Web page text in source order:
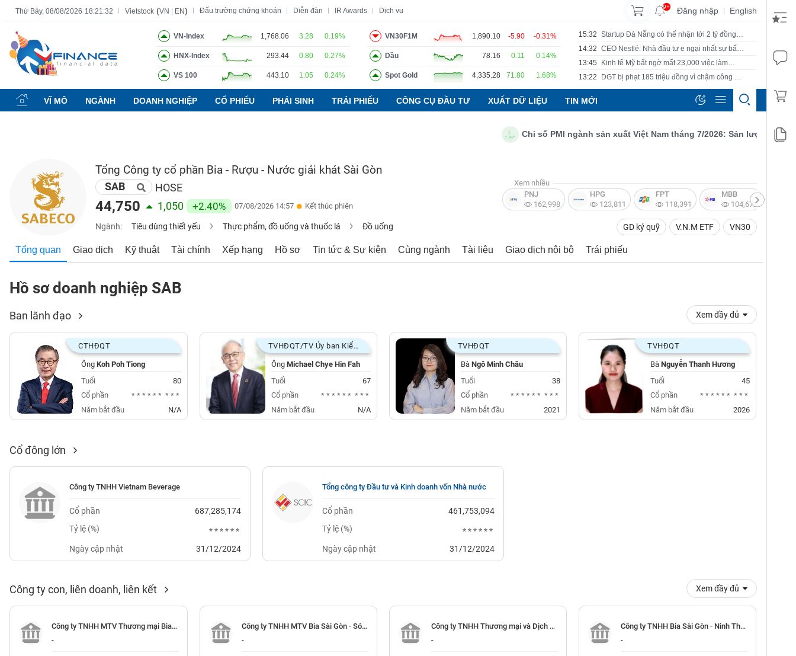
Thứ Bảy, 08/08/2026 18:21:33 Vietstock (VN EN) Đấu trường chứng khoán Diễn đàn IR Awards Dịch vụ 9+ Đăng nhập | English
VN-Index 1,768.06 3.28 0.19%
HNX-Index 293.44 0.80 0.27%
VS 100 443.10 1.05 0.24%
VN30F1M 1,890.10 -5.90 -0.31%
Dầu 78.16 0.11 0.14%
Spot Gold 4,335.28 71.80 1.68%
15:32 Startup Đà Nẵng có thể nhận tới 2 tỷ đồng
hỗ trợ không hoàn lại
14:32 CEO Nestlé: Nhà đầu tư e ngại nhất sự bất
ổn khó dự báo
13:45
Kinh tế Mỹ bất ngờ mất 23,000 việc làm
trong tháng 7, Fed có thêm lý do trì hoãn
tăng lãi suất
13:22
DGT bị phạt 185 triệu đồng vì chậm công bố
hàng loạt tài liệu trong giai đoạn 2023-2025
VĨ MÔ NGÀNH DOANH NGHIỆP CỔ PHIẾU PHÁI SINH TRÁI PHIẾU CÔNG CỤ ĐẦU TƯ XUẤT DỮ LIỆU TIN MỚI
Chỉ số PMI ngành sản xuất Việt Nam tháng 7/2026: Sản lượng, số
Tổng Công ty cổ phần Bia - Rượu - Nước giải khát Sài Gòn
SAB HOSE
44,750 1,050 +2.40% 07/08/2026 14:57 Kết thúc phiên
Ngành: Tiêu dùng thiết yếu Thực phẩm, đồ uống và thuốc lá Đồ uống
Xem nhiều
PNJ
162,998
HPG
123,811
FPT
118,391
MBB
104,672
GD ký quỹ V.N.M ETF VN30
Tổng quan Giao dịch Kỹ thuật Tài chính Xếp hạng Hồ sơ Tin tức & Sự kiện Cùng ngành Tài liệu Giao dịch nội bộ Trái phiếu
Hồ sơ doanh nghiệp SAB
Ban lãnh đạo Xem đầy đủ
CTHĐQT
ÔngKoh Poh Tiong
Tuổi
80
Cổ phần
****** ***
Năm bắt đầu
N/A
TVHĐQT/TV Ủy ban Kiểm toán
Ông Michael Chye Hin Fah
Tuổi
67
Cổ phần
****** ***
Năm bắt đầu
N/A
TVHĐQT
Bà Ngô Minh Châu
Tuổi
38
Cổ phần
****** ***
Năm bắt đầu
2021
TVHĐQT
BàNguyễn Thanh Hương
Tuổi
45
Cổ phần
****** ***
Năm bắt đầu
2026
Cổ đông lớn
Công ty TNHH Vietnam Beverage
Cổ phần
687,285,174
Tỷ lệ (%)
******
Ngày cập nhật
31/12/2024
Tổng công ty Đầu tư và Kinh doanh vốn Nhà nước
Cổ phần
461,753,094
Tỷ lệ (%)
******
Ngày cập nhật
31/12/2024
Công ty con, liên doanh, liên kết Xem đầy đủ
Công ty TNHH MTV Thương mại Bia Sài Gòn
-
Công ty TNHH MTV Bia Sài Gòn - Sóc Trăng
-
Công ty TNHH Thương mại và Dịch vụ Bia Sài Gòn Bình Tây
-
Công ty TNHH Bia Sài Gòn - Ninh Thuận
-
Tất cả Tính năng Ngành Mã chứng khoán Lãnh đạo Báo cáo phân tích Thuật ngữ
Tính
năng
(-)
CHỨNG
KHOÁN
NGHIỆP
BẤT
SẢN
CHÍNH
HÀNG
KINH
THẾ
DƯƠNG
TÀI
CHÍNH